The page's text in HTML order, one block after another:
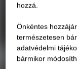
hozzá.
Önkéntes
természetesen
adatvédelmi
bármikor